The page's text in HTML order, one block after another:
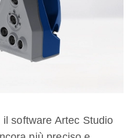
software Artec Studio